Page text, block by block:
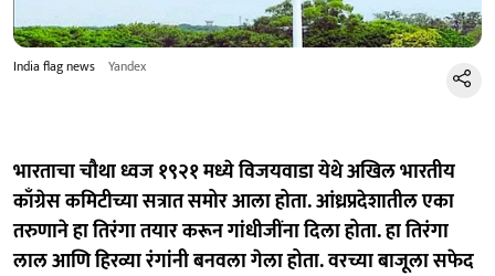
India flag news Yandex
भारताचा चौथा ध्वज १९२१ मध्ये विजयवाडा येथे अखिल भारतीय
काँग्रेस कमिटीच्या सत्रात समोर आला होता. आंध्रप्रदेशातील एका
तरुणाने हा तिरंगा तयार करून गांधीजींना दिला होता. हा तिरंगा
लाल आणि हिरव्या रंगांनी बनवला गेला होता. वरच्या बाजूला सफेद